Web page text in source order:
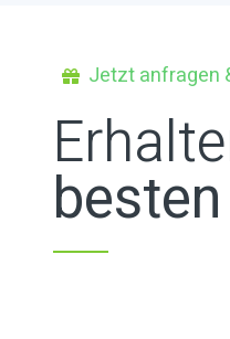
Jetzt anfragen